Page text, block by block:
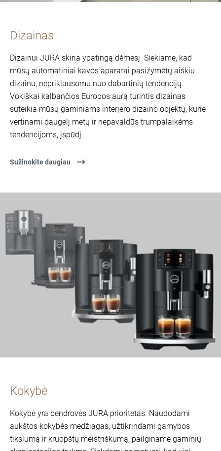
Dizainas
Dizainui JURA skiria ypatingą dėmesį. Siekiame, kad
mūsų automatiniai kavos aparatai pasižymėtų aiškiu
dizainu, nepriklausomu nuo dabartinių tendencijų.
Vokiškai kalbančios Europos aurą turintis dizainas
suteikia mūsų gaminiams interjero dizaino objektų, kurie
vertinami daugelį metų ir nepavaldūs trumpalaikėms
tendencijoms, įspūdį.
Sužinokite daugiau
Kokybė
Kokybė yra bendrovės JURA prioritetas. Naudodami
aukštos kokybės medžiagas, užtikrindami gamybos
tikslumą ir kruopštų meistriškumą, pailginame gaminių